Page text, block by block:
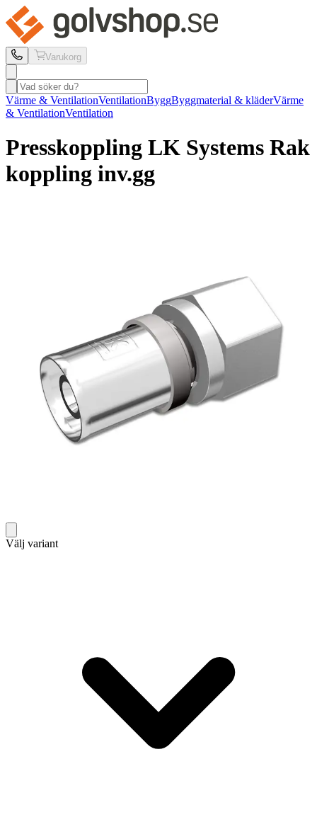
Varukorg
Värme & VentilationVentilationByggByggmaterial & kläderVärme
& VentilationVentilation
Presskoppling LK Systems Rak
koppling inv.gg
Välj variant